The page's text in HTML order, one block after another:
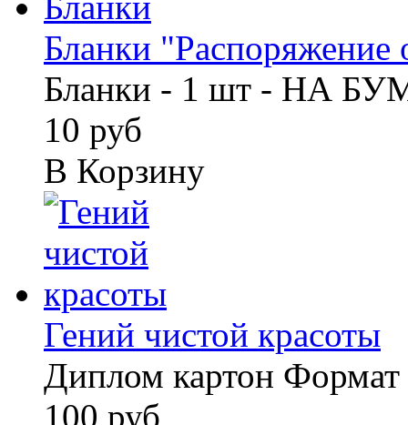
Бланки "Распоряжение
Бланки - 1 шт - НА
10 руб
В Корзину
Гений чистой красоты
Диплом картон
100 руб